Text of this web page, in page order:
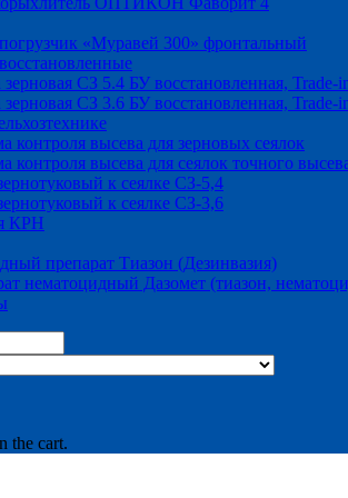
«Муравей 300» фронтальный
зерновая СЗ 5.4 БУ восстановленная, Trade-
зерновая СЗ 3.6 БУ восстановленная, Trade-
контроля высева для зерновых сеялок
контроля высева для сеялок точного
к сеялке СЗ-5,4
к сеялке СЗ-3,6
КРН
препарат Тиазон (Дезинвазия)
нематоцидный Дазомет (тиазон,
the cart.